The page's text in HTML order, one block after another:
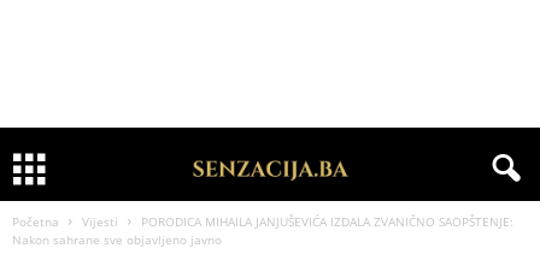
Početna Vijesti
PORODICA MIHAILA JANJUŠEVIĆA IZDALA ZVANIČNO SAOPŠTENJE:
Nakon sahrane sve objavljeno javno